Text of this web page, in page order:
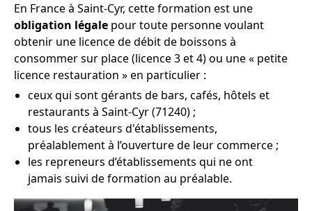
En France à Saint-Cyr, cette formation est une
obligation légale pour toute personne voulant
obtenir une licence de débit de boissons à
consommer sur place (licence 3 et 4) ou une « petite
licence restauration » en particulier :
ceux qui sont gérants de bars, cafés, hôtels et
restaurants à Saint-Cyr (71240) ;
tous les créateurs d'établissements,
préalablement à l’ouverture de leur commerce ;
les repreneurs d’établissements qui ne ont
jamais suivi de formation au préalable.